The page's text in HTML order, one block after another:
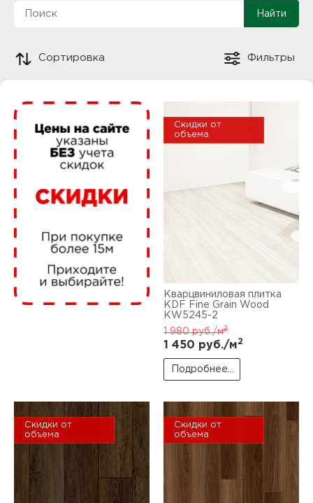
Сортировка Фильтры
Скидки от
объема
Кварцвиниловая плитка
KDF Fine Grain Wood
KW5245-2
1 980руб./м2
1 450 руб./м2
Подробнее...
Скидки от
объема
Скидки от
объема